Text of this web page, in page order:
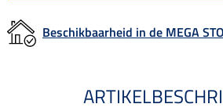
Beschikbaarheid in de MEGA